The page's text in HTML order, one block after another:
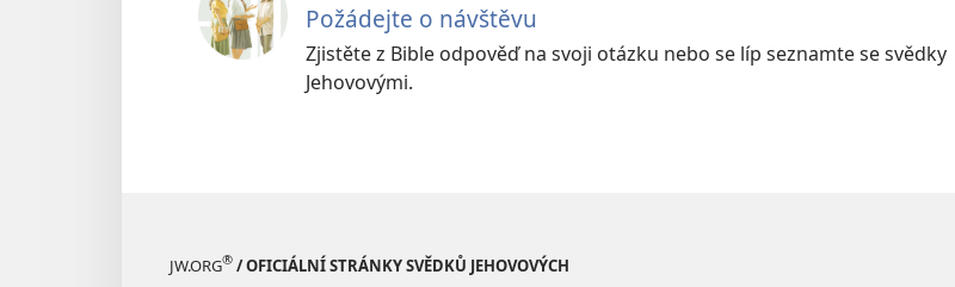
Požádejte o návštěvu
Zjistěte z Bible odpověď na svoji otázku nebo se líp seznamte se svědky
Jehovovými.
JW.ORG® / OFICIÁLNÍ STRÁNKY SVĚDKŮ JEHOVOVÝCH